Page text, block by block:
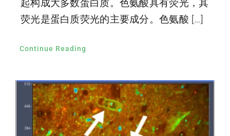
起构成大多数蛋白质。色氨酸具有荧光，其
荧光是蛋白质荧光的主要成分。色氨酸 […]
Continue Reading